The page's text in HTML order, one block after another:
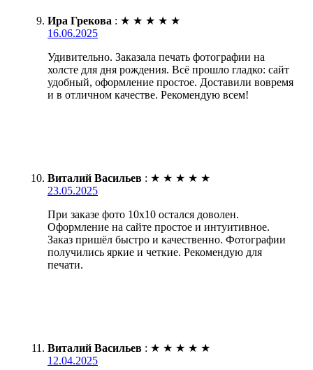
Ира Грекова : ★ ★ ★ ★ ★
16.06.2025
Удивительно. Заказала печать фотографии на
холсте для дня рождения. Всё прошло гладко: сайт
удобный, оформление простое. Доставили вовремя
и в отличном качестве. Рекомендую всем!
Виталий Васильев : ★ ★ ★ ★ ★
23.05.2025
При заказе фото 10х10 остался доволен.
Оформление на сайте простое и интуитивное.
Заказ пришёл быстро и качественно. Фотографии
получились яркие и четкие. Рекомендую для
печати.
Виталий Васильев : ★ ★ ★ ★ ★
12.04.2025